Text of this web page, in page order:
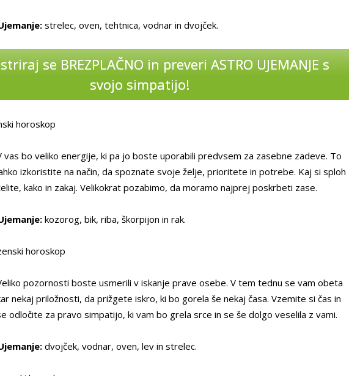
strelec, oven, tehtnica, vodnar in dvojček.
se BREZPLAČNO in preveri ASTRO UJEMANJE s
svojo simpatijo!
horoskop
vas bo veliko energije, ki pa jo boste uporabili predvsem za zasebne zadeve. To
izkoristite na način, da spoznate svoje želje, prioritete in potrebe. Kaj si sploh
kako in zakaj. Velikokrat pozabimo, da moramo najprej poskrbeti zase.
kozorog, bik, riba, škorpijon in rak.
horoskop
pozornosti boste usmerili v iskanje prave osebe. V tem tednu se vam obeta
nekaj priložnosti, da prižgete iskro, ki bo gorela še nekaj časa. Vzemite si čas in
odločite za pravo simpatijo, ki vam bo grela srce in se še dolgo veselila z vami.
dvojček, vodnar, oven, lev in strelec.